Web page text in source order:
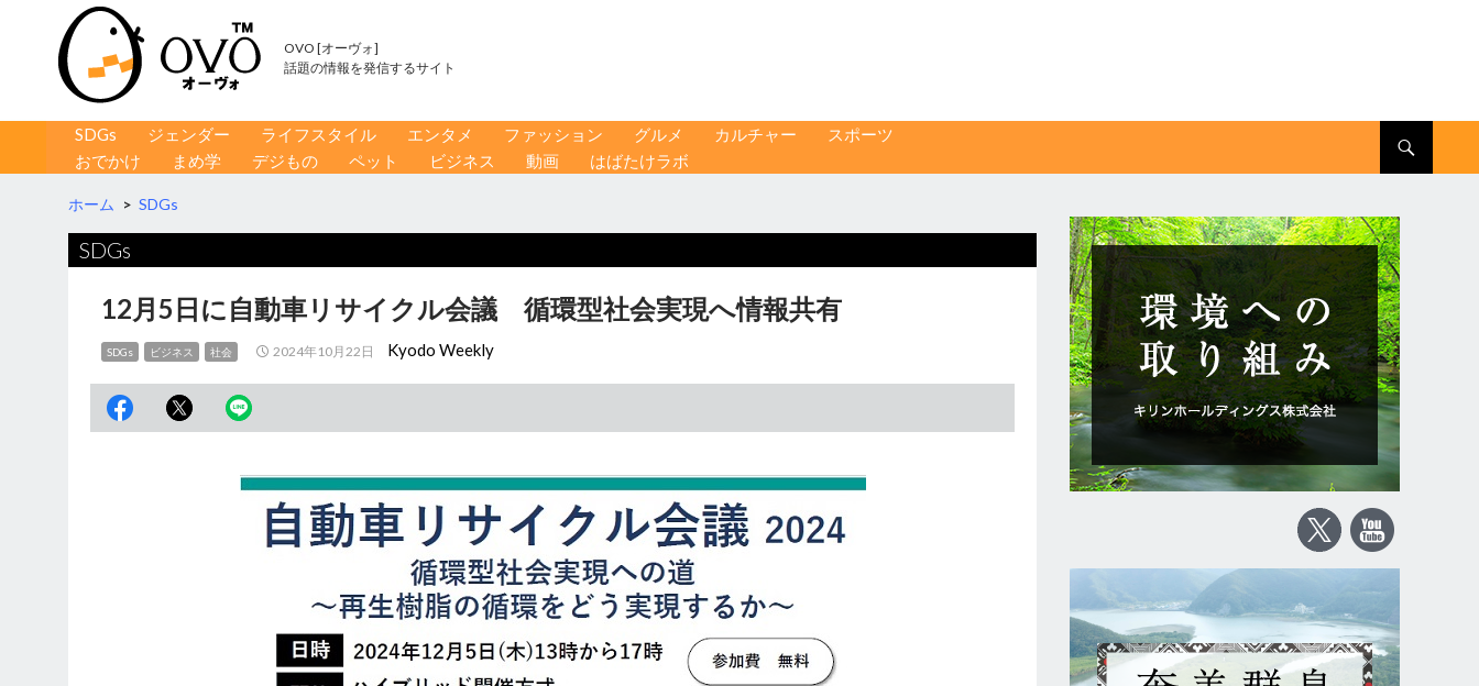
OVO [オーヴォ]
話題の情報を発信するサイト
コンテンツへ移動
SDGs ジェンダー ライフスタイル エンタメ ファッション グルメ カルチャー
スポーツ
おでかけ
まめ学 デジもの ペット ビジネス 動画 はばたけラボ
ホーム > SDGs
SDGs
12月5日に自動車リサイクル会議 循環型社会実現へ情報共有
SDGs ビジネス 社会 2024年10月22日 Kyodo Weekly